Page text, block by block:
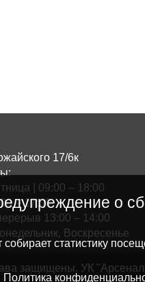
17/6к
| 09:00 – 18:00
– 17:00
13:00 – 14:00
Воскресенье
защищены. УК
о
собирает статистику
Политика